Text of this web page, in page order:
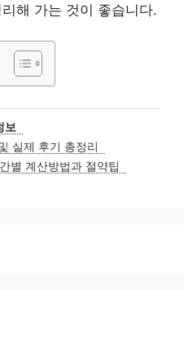
해 가는 것이 좋습니다.
보
실제 후기 총정리
별 계산방법과 절약팁